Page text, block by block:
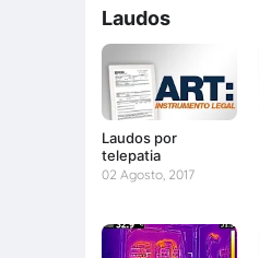
Laudos
Laudos por
telepatia
02 Agosto, 2017